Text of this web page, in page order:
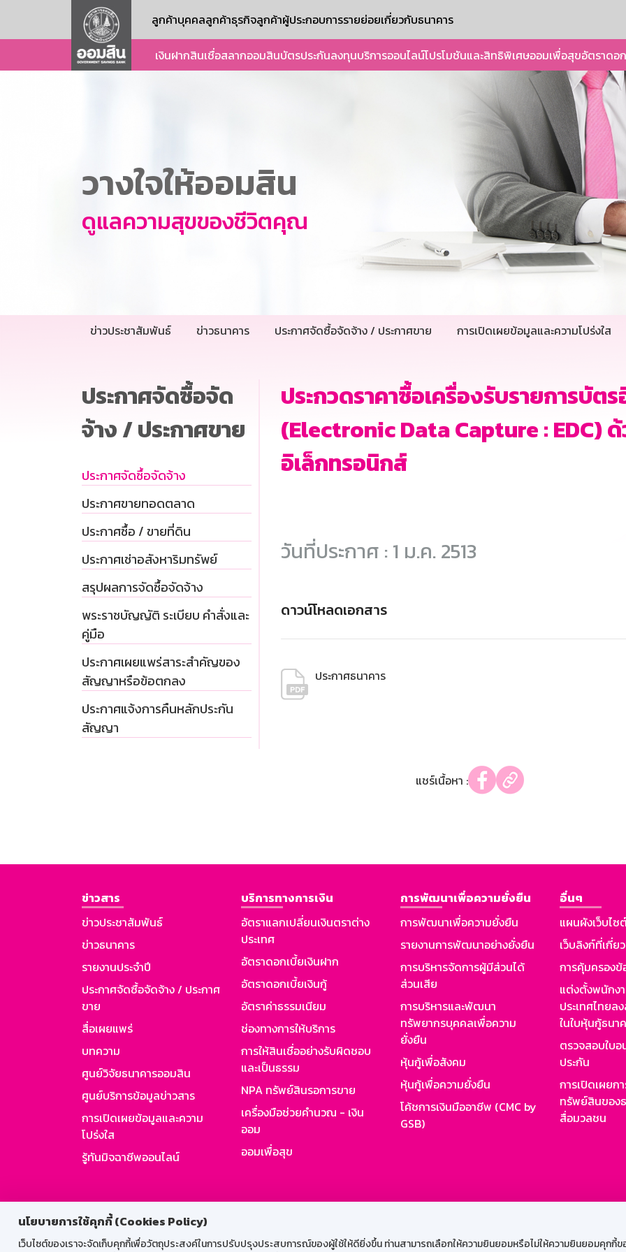
นโยบายการใช้คุกกี้ (Cookies Policy)
เว็บไซต์ของเราจะจัดเก็บคุกกี้เพื่อวัตถุประสงค์ในการปรับปรุงประสบการณ์ของผู้ใช้ให้ดียิ่งขึ้น ท่านสามารถเลือกให้ความยินยอมหรือไม่ให้ความยินยอมคุกกี้ข
ลูกค้าบุคคลลูกค้าธุรกิจลูกค้าผู้ประกอบการรายย่อยเกี่ยวกับธนาคาร
เงินฝากสินเชื่อสลากออมสินบัตรประกันลงทุนบริการออนไลน์โปรโมชันและสิทธิพิเศษออมเพื่อสุขอัตราดอ
วางใจให้ออมสิน
ดูแลความสุขของชีวิตคุณ
ข่าวประชาสัมพันธ์ ข่าวธนาคาร ประกาศจัดซื้อจัดจ้าง / ประกาศขาย การเปิดเผยข้อมูลและความโปร่งใส
ประกาศจัดซื้อจัด
จ้าง / ประกาศขาย
ประกาศจัดซื้อจัดจ้าง
ประกาศขายทอดตลาด
ประกาศซื้อ / ขายที่ดิน
ประกาศเช่าอสังหาริมทรัพย์
สรุปผลการจัดซื้อจัดจ้าง
พระราชบัญญัติ ระเบียบ คำสั่งและ
คู่มือ
ประกาศเผยแพร่สาระสำคัญของ
สัญญาหรือข้อตกลง
ประกาศแจ้งการคืนหลักประกัน
สัญญา
ประกวดราคาซื้อเครื่องรับรายการบัต
(Electronic Data Capture : EDC)
อิเล็กทรอนิกส์
วันที่ประกาศ : 1 ม.ค. 2513
ดาวน์โหลดเอกสาร
ประกาศธนาคาร
แชร์เนื้อหา :
ข่าวสาร
ข่าวประชาสัมพันธ์
ข่าวธนาคาร
รายงานประจำปี
ประกาศจัดซื้อจัดจ้าง / ประกาศ
ขาย
สื่อเผยแพร่
บทความ
ศูนย์วิจัยธนาคารออมสิน
ศูนย์บริการข้อมูลข่าวสาร
การเปิดเผยข้อมูลและความ
โปร่งใส
รู้ทันมิจฉาชีพออนไลน์
บริการทางการเงิน
อัตราแลกเปลี่ยนเงินตราต่าง
ประเทศ
อัตราดอกเบี้ยเงินฝาก
อัตราดอกเบี้ยเงินกู้
อัตราค่าธรรมเนียม
ช่องทางการให้บริการ
การให้สินเชื่ออย่างรับผิดชอบ
และเป็นธรรม
NPA ทรัพย์สินรอการขาย
เครื่องมือช่วยคำนวณ - เงิน
ออม
ออมเพื่อสุข
การพัฒนาเพื่อความยั่งยืน
การพัฒนาเพื่อความยั่งยืน
รายงานการพัฒนาอย่างยั่งยืน
การบริหารจัดการผู้มีส่วนได้
ส่วนเสีย
การบริหารและพัฒนา
ทรัพยากรบุคคลเพื่อความ
ยั่งยืน
หุ้นกู้เพื่อสังคม
หุ้นกู้เพื่อความยั่งยืน
โค้ชการเงินมืออาชีพ (CMC by
GSB)
อื่นๆ
แผนผังเว็บไซ
เว็บลิงก์ที่เกี่ย
การคุ้มครอง
แต่งตั้งพนักง
ประเทศไทยล
ในใบหุ้นกู้ธนา
ตรวจสอบใบ
ประกัน
การเปิดเผยก
ทรัพย์สินของ
สื่อมวลชน